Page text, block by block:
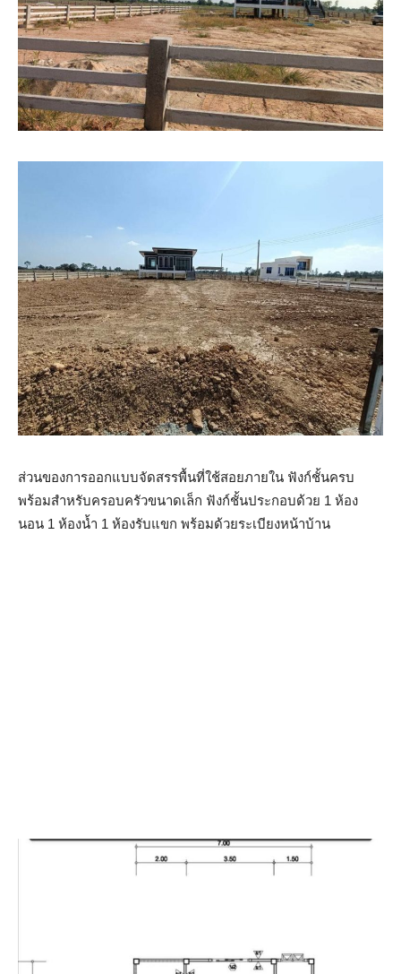
ส่วนของการออกแบบจัดสรรพื้นที่ใช้สอยภายใน ฟังก์ชั้นครบ
พร้อมสำหรับครอบครัวขนาดเล็ก ฟังก์ชั้นประกอบด้วย 1 ห้อง
นอน 1 ห้องน้ำ 1 ห้องรับแขก พร้อมด้วยระเบียงหน้าบ้าน